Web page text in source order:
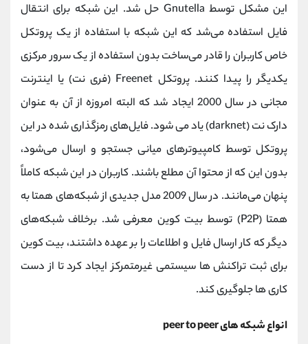
این مشکل توسط Gnutella حل شد. این شبکه برای انتقال
فایل استفاده می‌شد که این شبکه با استفاده از یک پروتکل
خاص کاربران را قادر می‌ساخت بدون استفاده از یک سرور مرکزی
یکدیگر را پیدا کنند. پروتکل Freenet (فری نت) یا اینترنت
مجانی در سال 2000 ایجاد شد که البته امروزه از آن به عنوان
دارک نت (darknet) یاد می شود. فایل‌های رمز‌گذاری شده در این
پروتکل توسط کامپیوتر‌های میانی جستجو و ارسال می‌شود،
بدون این که از محتوا آن مطلع باشند. کاربران در این شبکه کاملاً
پنهان می‌مانند. در سال 2009 مدل جدیدی از شبکه‌های همتا به
همتا (P2P) توسط بیت ‌کوین معرفی شد. برخلاف شبکه‌های
دیگر که کار ارسال فایل و اطلاعات را بر عهده داشتند، بیت ‌کوین
برای ثبت تراکنش ها سیستمی غیرمتمرکز ایجاد کرد تا از دست‌
کاری ها جلوگیری کند.
انواع شبکه های peer to peer